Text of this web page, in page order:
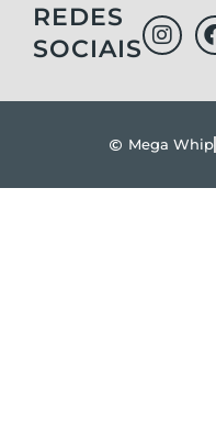
REDES
SOCIAIS
Mega Whip